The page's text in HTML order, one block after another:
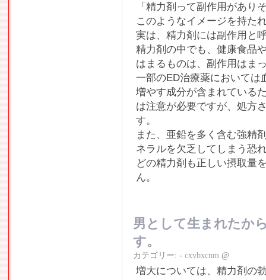
「精力剤って副作用があり
このようなイメージを持た
実は、精力剤には副作用と
精力剤の中でも、健康食品
はまるものは、副作用はま
一部のED治療薬においては
増やす成分が含まれている
は注意が必要ですが、処方
す。
また、亜鉛を多く含む強精
ネラルを欠乏してしまう恐
どの精力剤も正しい摂取量
ん。
男として生まれたか
す。
カテゴリー: - cxvbxcnm @
増大については、精力剤の